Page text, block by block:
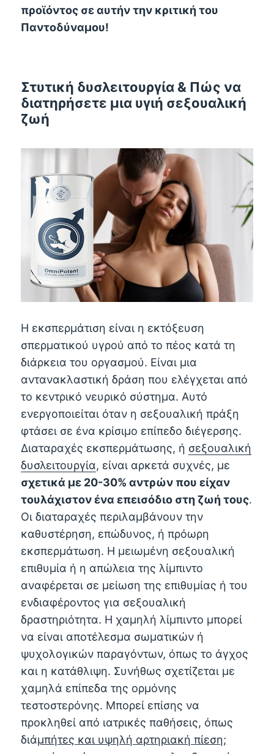
προϊόντος σε αυτήν την κριτική του
Παντοδύναμου!
Στυτική δυσλειτουργία & Πώς να
διατηρήσετε μια υγιή σεξουαλική
ζωή
Η εκσπερμάτιση είναι η εκτόξευση
σπερματικού υγρού από το πέος κατά τη
διάρκεια του οργασμού. Είναι μια
αντανακλαστική δράση που ελέγχεται από
το κεντρικό νευρικό σύστημα. Αυτό
ενεργοποιείται όταν η σεξουαλική πράξη
φτάσει σε ένα κρίσιμο επίπεδο διέγερσης.
Διαταραχές εκσπερμάτωσης, ή σεξουαλική
δυσλειτουργία, είναι αρκετά συχνές, με
σχετικά με 20-30% αντρών που είχαν
τουλάχιστον ένα επεισόδιο στη ζωή τους.
Οι διαταραχές περιλαμβάνουν την
καθυστέρηση, επώδυνος, ή πρόωρη
εκσπερμάτωση. Η μειωμένη σεξουαλική
επιθυμία ή η απώλεια της λίμπιντο
αναφέρεται σε μείωση της επιθυμίας ή του
ενδιαφέροντος για σεξουαλική
δραστηριότητα. Η χαμηλή λίμπιντο μπορεί
να είναι αποτέλεσμα σωματικών ή
ψυχολογικών παραγόντων, όπως το άγχος
και η κατάθλιψη. Συνήθως σχετίζεται με
χαμηλά επίπεδα της ορμόνης
τεστοστερόνης. Μπορεί επίσης να
προκληθεί από ιατρικές παθήσεις, όπως
διάμπήτες και υψηλή αρτηριακή πίεση;